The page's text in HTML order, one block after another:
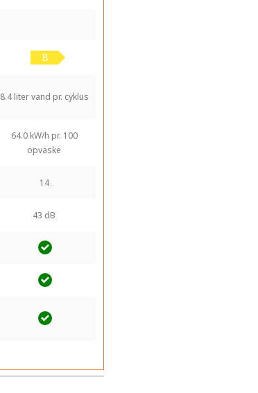
8.4 liter vand pr. cyklus
64.0 kW/h pr. 100
opvaske
14
43 dB